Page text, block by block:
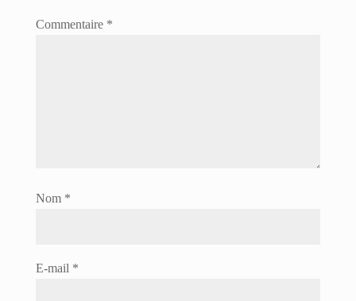
Commentaire *
Nom *
E-mail *